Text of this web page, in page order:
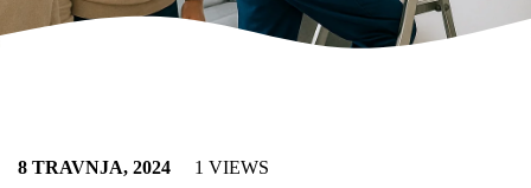
8 TRAVNJA, 2024 1 VIEWS